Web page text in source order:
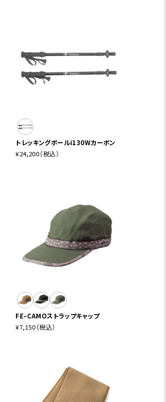
トレッキングポールi130Wカーボン
¥24,200（税込）
FE-CAMOストラップキャップ
¥7,150 （税込）